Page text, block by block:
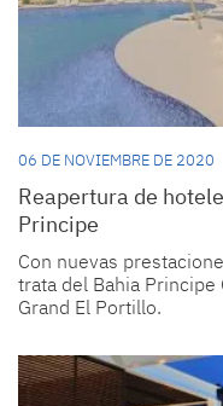
06 DE NOVIEMBRE DE 2020
Reapertura de
Principe
Con nuevas
trata del Bahia Principe
Grand El Portillo.